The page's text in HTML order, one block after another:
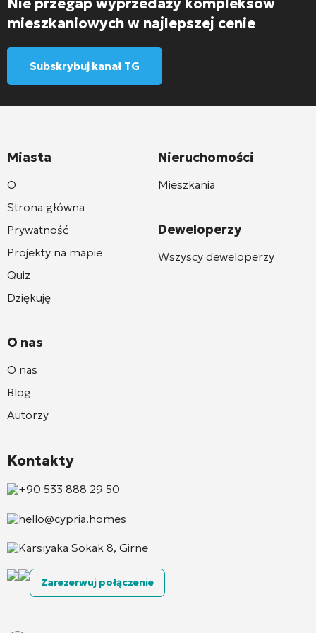
mieszkaniowych w najlepszej cenie
Subskrybuj kanał TG
Miasta
O
Strona główna
Prywatność
Projekty na mapie
Quiz
Dziękuję
O nas
O nas
Blog
Autorzy
Nieruchomości
Mieszkania
Deweloperzy
Wszyscy deweloperzy
Kontakty
+90 533 888 29 50
hello@cypria.homes
Karsıyaka Sokak 8, Girne
Zarezerwuj połączenie